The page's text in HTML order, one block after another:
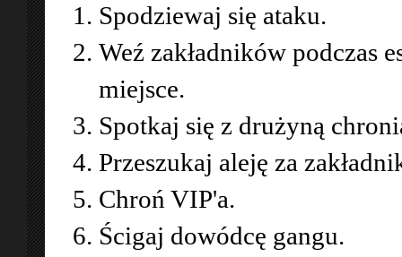
Spodziewaj się ataku.
Weź zakładników podczas
miejsce.
Spotkaj się z drużyną
Przeszukaj aleję za
Chroń VIP'a.
Ścigaj dowódcę gangu.